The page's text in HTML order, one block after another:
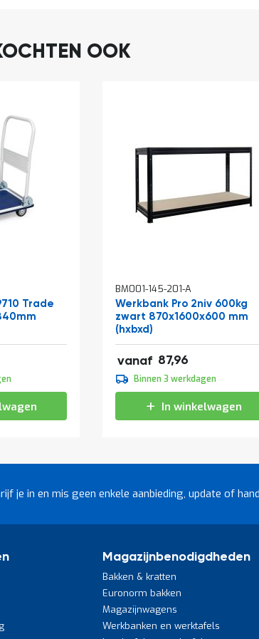
OOK
Trade
BM001-145-201-A
Werkbank Pro 2niv 600kg
zwart 870x1600x600 mm
(hxbxd)
vanaf 87,96
106,43
109,95
133,04
winkelwagen
Binnen 3 werkdagen
In winkelwagen
je in en mis geen enkele aanbieding, update of
Magazijnbenodigdheden
Bakken & kratten
Euronorm bakken
Magazijnwagens
Werkbanken en werktafels